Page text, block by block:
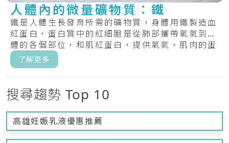
人體內的微量礦物質：鐵
鐵是人體生長發育所需的礦物質，身體用鐵製造血
紅蛋白，蛋白質中的紅細胞是從肺部攜帶氧氣到身
體的各個部位，和肌紅蛋白，提供氧氣，肌肉的蛋
白質.....
了解更多
搜尋趨勢 Top 10
高雄妊娠乳液優惠推薦